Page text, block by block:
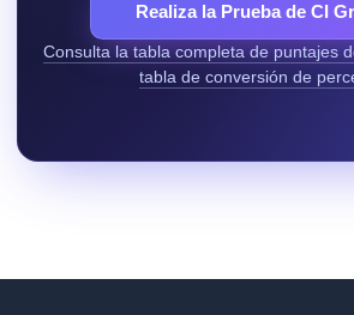
Realiza la Prueba de CI
Consulta la tabla completa de puntajes
tabla de conversión de